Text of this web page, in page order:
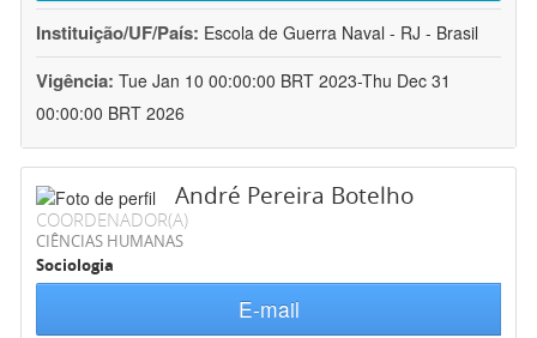
Instituição/UF/País: Escola de Guerra Naval - RJ - Brasil
Vigência: Tue Jan 10 00:00:00 BRT 2023-Thu Dec 31
00:00:00 BRT 2026
André Pereira Botelho
COORDENADOR(A)
CIÊNCIAS HUMANAS
Sociologia
E-mail